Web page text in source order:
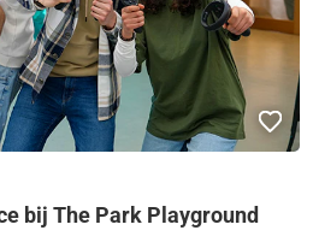
bij The Park Playground